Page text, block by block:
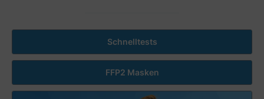
Schnelltests
FFP2 Masken